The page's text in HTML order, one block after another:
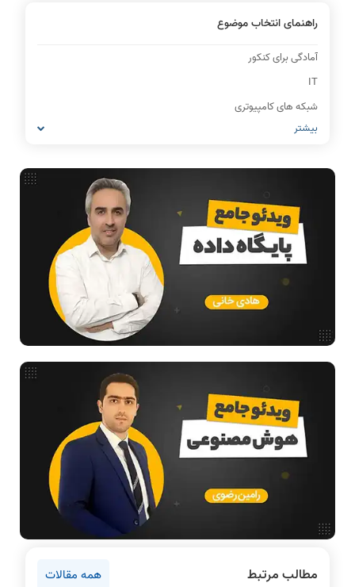
راهنمای انتخاب موضوع
آمادگی برای کنکور
IT
شبکه های کامپیوتری
مشاغل رشته کامپیوتر
مدار منطقی
ساختمان داده
طراحی الگوریتم
هوش مصنوعی
فیلم حل سوال و تست
مقالات عمومی رشته کامپیوتر
ادامه تحصیل در رشته کامپیوتر
دانشگاه ها
اخبار آزمون ها
دروس مهندسی کامپیوتر
بیشتر
مطالب مرتبط همه مقالات